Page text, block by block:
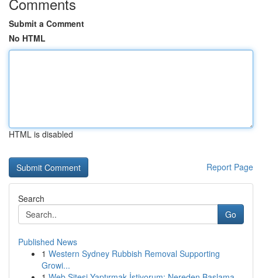
Submit a Comment
No HTML
HTML is disabled
Report Page
Search
Go
Published News
1 Western Sydney Rubbish Removal Supporting
Growi...